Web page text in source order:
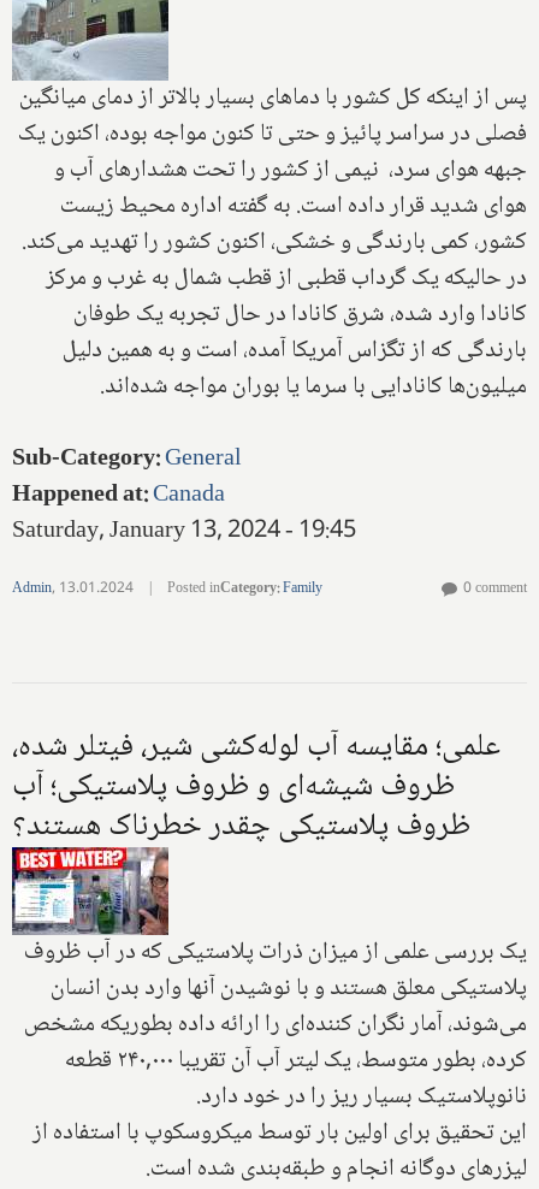
پس از اینکه کل کشور با دماهای بسیار بالاتر از دمای میانگین
فصلی در سراسر پائیز و حتی تا کنون مواجه بوده، اکنون یک
جبهه هوای سرد، نیمی از کشور را تحت هشدارهای آب و
هوای شدید قرار داده است. به گفته اداره محیط زیست
کشور، کمی بارندگی و خشکی، اکنون کشور را تهدید می‌کند.
در حالیکه یک گرداب قطبی از قطب شمال به غرب و مرکز
کانادا وارد شده، شرق کانادا در حال تجربه یک طوفان
بارندگی که از تگزاس آمریکا آمده، است و به همین دلیل
میلیون‌ها کانادایی با سرما یا بوران مواجه شده‌اند.
Sub-Category:General
Happened at:Canada
Saturday, January 13, 2024 - 19:45
Admin, 13.01.2024 | Posted inCategory:Family 0 comment
علمی؛ مقایسه آب لوله‌کشی شیر، فیتلر شده،
ظروف شیشه‌ای و ظروف پلاستیکی؛ آب
ظروف پلاستیکی چقدر خطرناک هستند؟
یک بررسی علمی از میزان ذرات پلاستیکی که در آب ظروف
پلاستیکی معلق هستند و با نوشیدن آنها وارد بدن انسان
می‌شوند، آمار نگران کننده‌ای را ارائه داده بطوریکه مشخص
کرده، بطور متوسط، یک لیتر آب آن تقریبا ۲۴۰,۰۰۰ قطعه
نانوپلاستیک بسیار ریز را در خود دارد.
این تحقیق برای اولین بار توسط میکروسکوپ با استفاده از
لیزرهای دوگانه انجام و طبقه‌بندی شده است.